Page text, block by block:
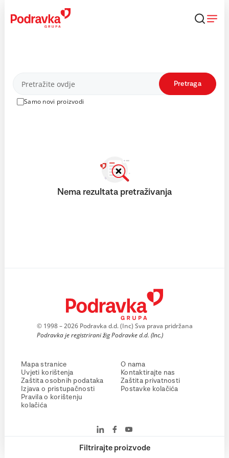
content
Proizvodi
Samo novi proizvodi
Pretraga
Filtrirajte proizvode
Nema rezultata pretraživanja
© 1998 – 2026 Podravka d.d. (Inc) Sva prava pridržana
Podravka je registrirani žig Podravke d.d. (Inc.)
Mapa stranice
Uvjeti korištenja
Zaštita osobnih podataka
Izjava o pristupačnosti
Pravila o korištenju
kolačića
O nama
Kontaktirajte nas
Zaštita privatnosti
Postavke kolačića